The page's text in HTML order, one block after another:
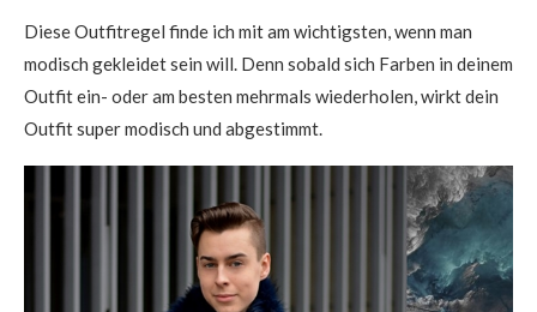
Diese Outfitregel finde ich mit am wichtigsten, wenn man
modisch gekleidet sein will. Denn sobald sich Farben in deinem
Outfit ein- oder am besten mehrmals wiederholen, wirkt dein
Outfit super modisch und abgestimmt.